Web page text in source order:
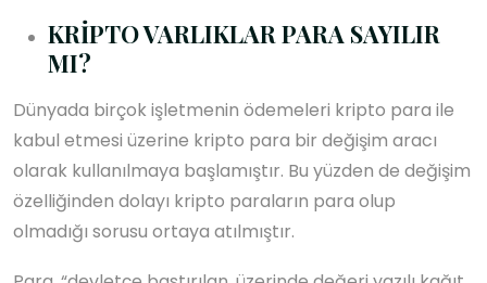
KRİPTO VARLIKLAR PARA SAYILIR
MI?
Dünyada birçok işletmenin ödemeleri kripto para ile
kabul etmesi üzerine kripto para bir değişim aracı
olarak kullanılmaya başlamıştır. Bu yüzden de değişim
özelliğinden dolayı kripto paraların para olup
olmadığı sorusu ortaya atılmıştır.